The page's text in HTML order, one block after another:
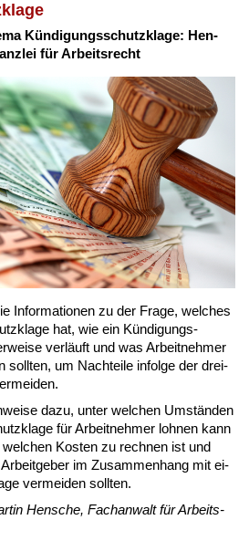
Kün­di­gungs­schutz­kla­ge: Hen­
für Ar­beits­recht
In­for­ma­tio­nen zu der Fra­ge, wel­ches
hat, wie ein Kün­di­gungs­
ver­läuft und was Ar­beit­neh­mer
soll­ten, um Nach­tei­le in­fol­ge der drei­
da­zu, un­ter wel­chen Um­stän­den
für Ar­beit­neh­mer loh­nen kann
Kos­ten zu rech­nen ist und
im Zu­sam­men­hang mit ei­
ver­mei­den soll­ten.
Hen­sche, Fach­an­walt für Ar­beits­